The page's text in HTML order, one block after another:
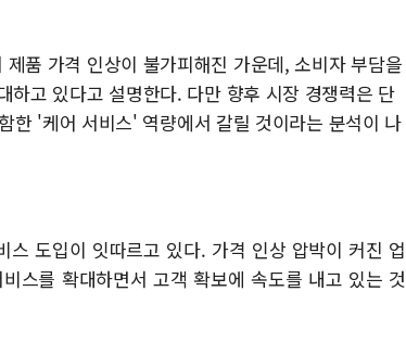
품 가격 인상이 불가피해진 가운데, 소비자 부담을
하고 있다고 설명한다. 다만 향후 시장 경쟁력은 단
한 '케어 서비스' 역량에서 갈릴 것이라는 분석이 나
도입이 잇따르고 있다. 가격 인상 압박이 커진 업
스를 확대하면서 고객 확보에 속도를 내고 있는 것